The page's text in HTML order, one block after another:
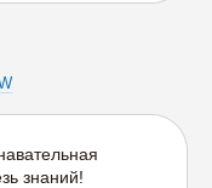
знаний!